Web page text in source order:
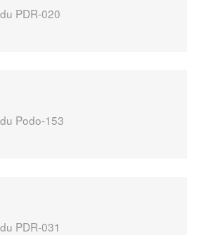
PDR-020
Podo-153
PDR-031